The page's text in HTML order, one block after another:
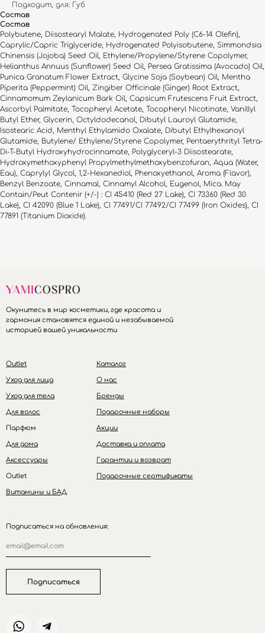
Подходит, для: Губ
Состав
Состав
Polybutene, Diisostearyl Malate, Hydrogenated Poly (C6-14 Olefin),
Caprylic/Capric Triglyceride, Hydrogenated Polyisobutene, Simmondsia
Chinensis (Jojoba) Seed Oil, Ethylene/Propylene/Styrene Copolymer,
Helianthus Annuus (Sunflower) Seed Oil, Persea Gratissima (Avocado) Oil,
Punica Granatum Flower Extract, Glycine Soja (Soybean) Oil, Mentha
Piperita (Peppermint) Oil, Zingiber Officinale (Ginger) Root Extract,
Cinnamomum Zeylanicum Bark Oil, Capsicum Frutescens Fruit Extract,
Ascorbyl Palmitate, Tocopheryl Acetate, Tocopheryl Nicotinate, Vanillyl
Butyl Ether, Glycerin, Octyldodecanol, Dibutyl Lauroyl Glutamide,
Isostearic Acid, Menthyl Ethylamido Oxalate, Dibutyl Ethylhexanoyl
Glutamide, Butylene/ Ethylene/Styrene Copolymer, Pentaerythrityl Tetra-
Di-T-Butyl Hydroxyhydrocinnamate, Polyglyceryl-3 Diisostearate,
Hydroxymethoxyphenyl Propylmethylmethoxybenzofuran, Aqua (Water,
Eau), Caprylyl Glycol, 1,2-Hexanediol, Phenoxyethanol, Aroma (Flavor),
Benzyl Benzoate, Cinnamal, Cinnamyl Alcohol, Eugenol, Mica. May
Contain/Peut Contenir (+/-) : CI 45410 (Red 27 Lake), CI 73360 (Red 30
Lake), CI 42090 (Blue 1 Lake), CI 77491/CI 77492/CI 77499 (Iron Oxides), CI
77891 (Titanium Dioxide).
Outlet
Окунитесь в мир косметики, где красота и
гармония становятся единой и незабываемой
историей вашей уникальности
Уход для лица
Уход для тела
Для волос
Парфюм
Для дома
Аксессуары
Outlet
Витамины и БАД
Каталог
О нас
Бренды
Подарочные наборы
Акции
Доставка и оплата
Гарантии и возврат
Подарочные сертификаты
Подписаться на обновления:
Подписаться